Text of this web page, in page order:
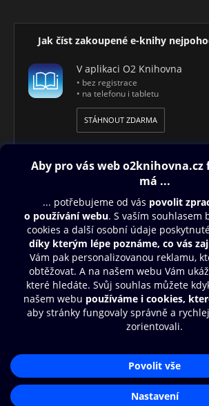
Jak číst zakoupené e-knihy
V aplikaci O2 Knihovna
• bez registrace
• na telefonu i tabletu
STÁHNOUT ZDARMA
Obsah ke stažení
Moje O2 Knihovna
Další zábava
© O2 Czech Republic a.s.
Přístupnost
Zásady zpracování osobních údajů
Aplikace O2
Čti a poslouchej